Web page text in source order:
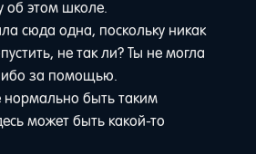
об этом школе.
сюда одна, поскольку никак
не так ли? Ты не могла
за помощью.
быть таким
может быть какой-то